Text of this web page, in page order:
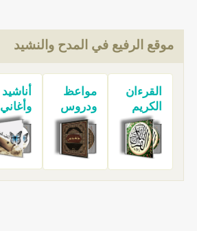
موقع الرفيع في المدح والنشيد
القرءان
الكريم
مواعظ
ودروس
أناشيد
وأغاني